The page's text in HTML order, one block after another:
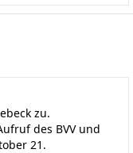
zu.
des BVV und
21.